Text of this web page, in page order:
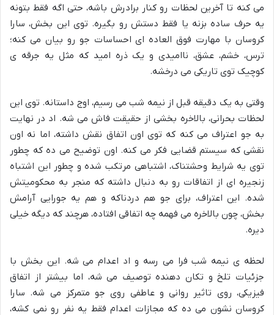
می کنه تا آخرین لحظات رو کنار برادرش باشه، حتی اگه فقط بتونه
یه حرف ساده بزنه یا فقط دستش رو بگیره. توی این بخش، سارا
کروسان با مهارت فوق العاده ای احساسات جو رو بیان می کنه؛
ترس، خشم، عشق، ناامیدی و یک ذره امید که مثل یه جرقه ی
کوچیک توی تاریکی می درخشه.
وقتی به یک دقیقه قبل از نیمه شب می رسیم، اوج داستانه. توی این
لحظات بحرانی، بالاخره بخشی از حقیقت فاش می شه. اد در نهایت
به جو اعتراف می کنه که توی اون اتفاق نقش داشته، اما نه اون
نقشی که سیستم قضایی فکر می کنه. اون توضیح می ده که چطور
توی یه شرایط وحشتناک، اشتباهی مرتکب شده و چطور این اشتباه
زنجیره ای از اتفاقات رو به دنبال داشته که منجر به محکومیتش
شده. این اعتراف، برای جو هم دردناکه و هم یه جورایی آرامش
بخش، چون بالاخره می فهمه چه اتفاقی افتاده، هرچند که دیگه خیلی
دیره.
لحظه ی نیمه شب فرا می رسه و اد اعدام می شه. این بخش با
جزئیات تلخ و تکان دهنده توصیف می شه، اما بیشتر از اتفاق
فیزیکی، روی تاثیر روانی و عاطفی روی جو متمرکز می شه. سارا
کروسان نشون می ده که مجازات اعدام فقط یه نفر رو نمی کشه،